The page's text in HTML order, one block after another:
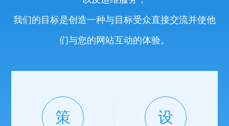
我们的目标是创造一种与目标受众直接交流并使他
们与您的网站互动的体验。
策 设